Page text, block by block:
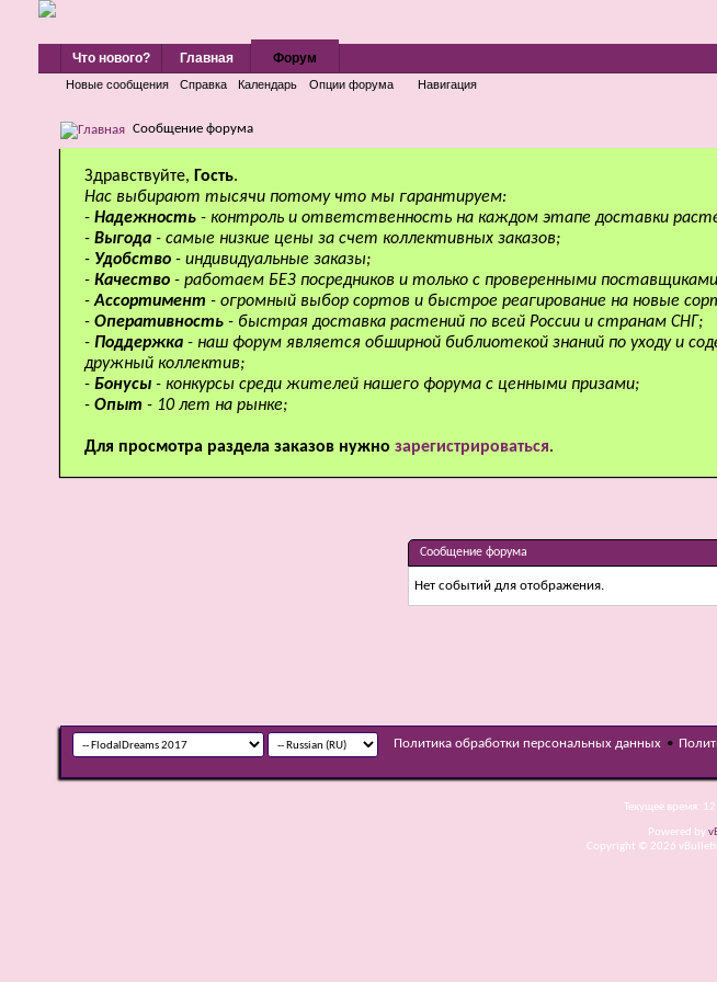
Что нового? Главная Форум
Новые сообщения Справка Календарь Опции форума Навигация
Сообщение форума
Здравствуйте, Гость.
Нас выбирают тысячи потому что мы гарантируем:
- Надежность - контроль и ответственность на каждом этапе доставки
- Выгода - самые низкие цены за счет коллективных заказов;
- Удобство - индивидуальные заказы;
- Качество - работаем БЕЗ посредников и только с проверенными
-Ассортимент - огромный выбор сортов и быстрое реагирование на новые
- Оперативность - быстрая доставка растений по всей России и странам СНГ;
- Поддержка - наш форум является обширной библиотекой знаний по уходу и
дружный коллектив;
- Бонусы - конкурсы среди жителей нашего форума с ценными призами;
- Опыт - 10 лет на рынке;
Для просмотра раздела заказов нужно зарегистрироваться.
Сообщение форума
Нет событий для отображения.
Политика обработки персональных данных •
Текущее время:
Powered by
Copyright © 2026